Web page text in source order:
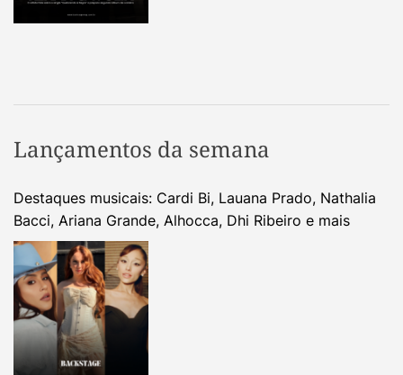
Lançamentos da semana
Destaques musicais: Cardi Bi, Lauana Prado, Nathalia
Bacci, Ariana Grande, Alhocca, Dhi Ribeiro e mais